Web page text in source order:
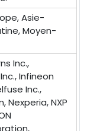
Asie-
Moyen-
Inc.,
Infineon
Inc.,
Nexperia, NXP